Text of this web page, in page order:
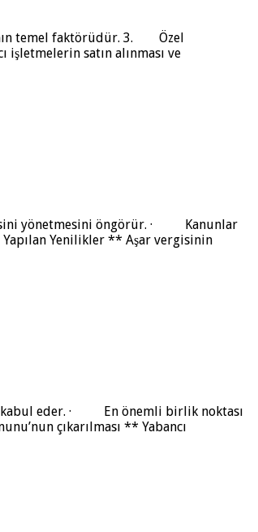
temel faktörüdür. 3. Özel
satın alınması ve
yönetmesini öngörür. · Kanunlar
Yenilikler ** Aşar vergisinin
eder. · En önemli birlik noktası
çıkarılması ** Yabancı